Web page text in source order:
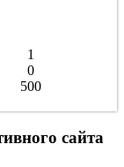
1
0
500
сайта